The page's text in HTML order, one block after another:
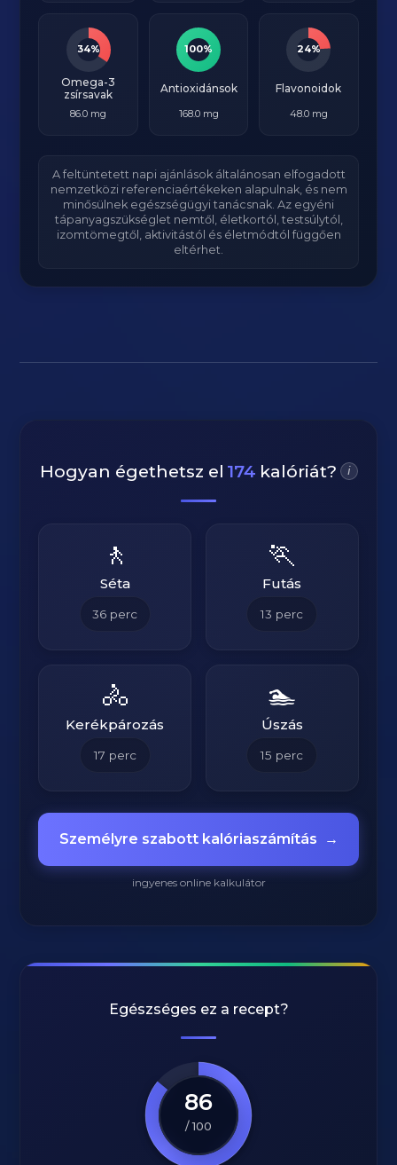
34%
Omega-3
zsírsavak
86.0 mg
100%
Antioxidánsok
168.0 mg
24%
Flavonoidok
48.0 mg
A feltüntetett napi ajánlások általánosan elfogadott
nemzetközi referenciaértékeken alapulnak, és nem
minősülnek egészségügyi tanácsnak. Az egyéni
tápanyagszükséglet nemtől, életkortól, testsúlytól,
izomtömegtől, aktivitástól és életmódtól függően
eltérhet.
Hogyan égethetsz el 174 kalóriát? i
🚶
Séta
36 perc
🏃
Futás
13 perc
🚴
Kerékpározás
17 perc
🏊
Úszás
15 perc
Személyre szabott kalóriaszámítás →
ingyenes online kalkulátor
Egészséges ez a recept?
86
/ 100